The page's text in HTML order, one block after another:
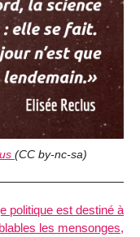
(CC by-nc-sa)
politique est destiné à
les mensonges,